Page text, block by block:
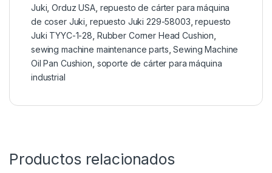
Juki ,Orduz USA, repuesto de cárter para máquina
de coser Juki repuesto Juki 229-58003 ,repuesto
Juki TYYC-1-28 Rubber Corner Head Cushion
sewing machine maintenance parts ,Sewing Machine
Oil Pan Cushion soporte de cárter para máquina
industrial
Productos relacionados